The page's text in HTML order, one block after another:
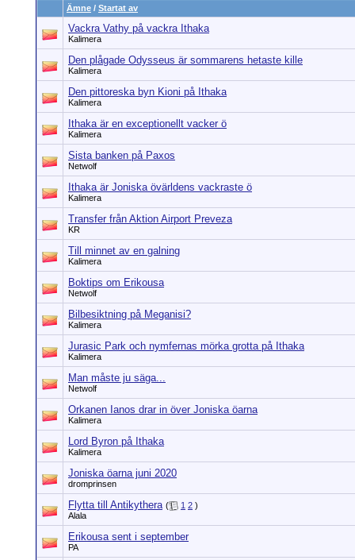
Ämne / Startat av
Vackra Vathy på vackra Ithaka
Kalimera
Den plågade Odysseus är sommarens hetaste kille
Kalimera
Den pittoreska byn Kioni på Ithaka
Kalimera
Ithaka är en exceptionellt vacker ö
Kalimera
Sista banken på Paxos
Netwolf
Ithaka är Joniska övärldens vackraste ö
Kalimera
Transfer från Aktion Airport Preveza
KR
Till minnet av en galning
Kalimera
Boktips om Erikousa
Netwolf
Bilbesiktning på Meganisi?
Kalimera
Jurasic Park och nymfernas mörka grotta på Ithaka
Kalimera
Man måste ju säga...
Netwolf
Orkanen Ianos drar in över Joniska öarna
Kalimera
Lord Byron på Ithaka
Kalimera
Joniska öarna juni 2020
dromprinsen
Flytta till Antikythera ( 1 2 )
Alala
Erikousa sent i september
PA